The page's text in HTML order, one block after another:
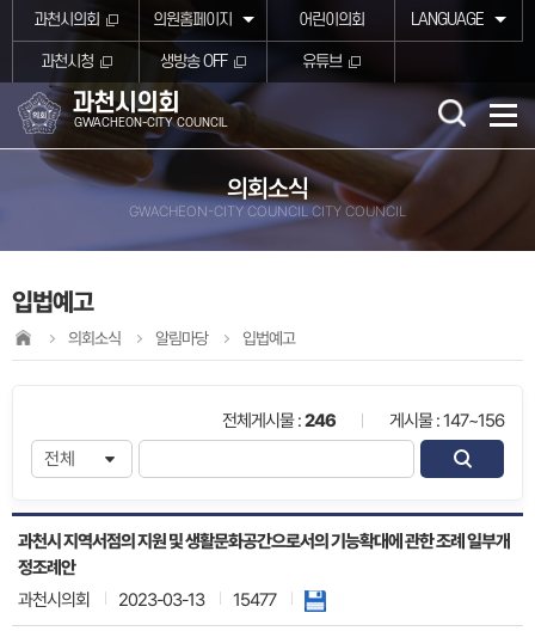
본문바로가기
과천시의회 의원홈페이지 어린이의회 LANGUAGE
과천시청 생방송 OFF 유튜브
과천시의회
GWACHEON-CITY COUNCIL
의회소식
GWACHEON-CITY COUNCIL CITY COUNCIL
입법예고
의회소식 알림마당 입법예고
전체게시물 :246 게시물 : 147~156
과천시 지역서점의 지원 및 생활문화공간으로서의 기능확대에 관한 조례 일부개
정조례안
과천시의회
2023-03-13 15477